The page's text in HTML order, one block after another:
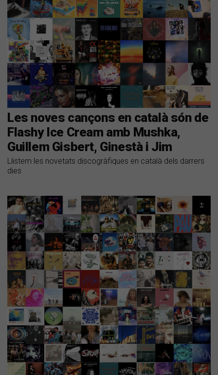
Les noves cançons en català són de
Flashy Ice Cream amb Mushka,
Guillem Gisbert, Ginestà i Jim
Llistem les novetats discogràfiques en català dels darrers
dies